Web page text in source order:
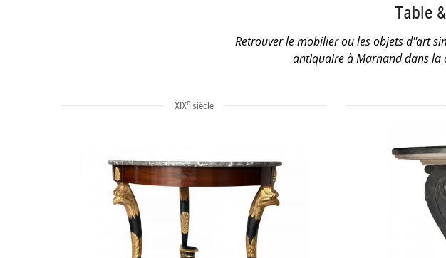
Table
Retrouver le mobilier ou les objets d''art
antiquaire à Marnand dans la
XIXesiècle